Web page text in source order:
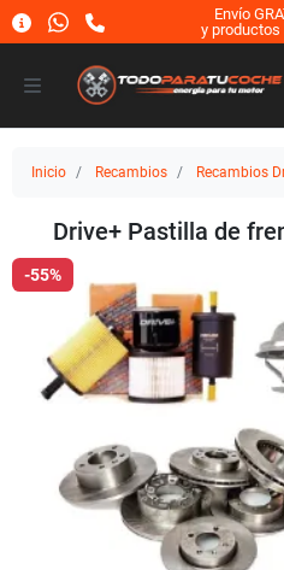
Envío
y
Inicio Recambios Recambios
Drive+ Pastilla de
-55%